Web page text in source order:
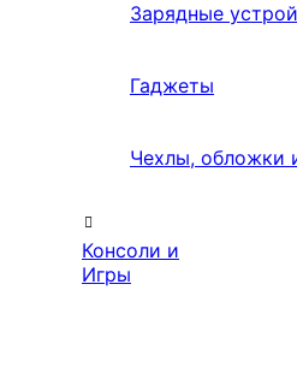
Зарядные
Гаджеты
Чехлы, обложки
Консоли и
Игры